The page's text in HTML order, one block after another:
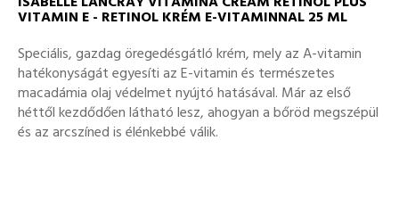
VITAMIN E - RETINOL KRÉM E-VITAMINNAL 25 ML
Speciális, gazdag öregedésgátló krém, mely az A-vitamin
hatékonyságát egyesíti az E-vitamin és természetes
macadámia olaj védelmet nyújtó hatásával. Már az első
héttől kezdődően látható lesz, ahogyan a bőröd megszépül
és az arcszíned is élénkebbé válik.